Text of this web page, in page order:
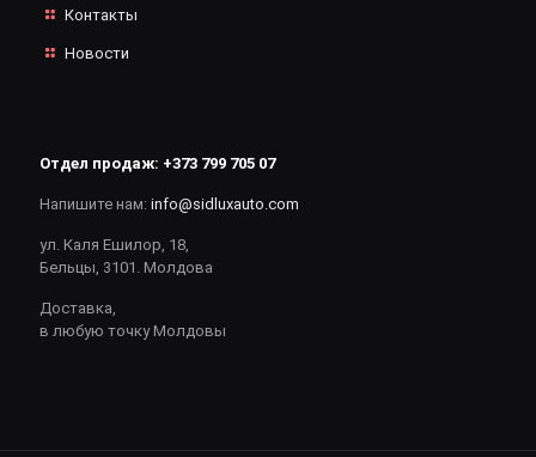
Контакты
Новости
Отдел продаж: +373 799 705 07
Напишите нам: info@sidluxauto.com
ул. Каля Ешилор, 18,
Бельцы, 3101. Молдова
Доставка,
в любую точку Молдовы